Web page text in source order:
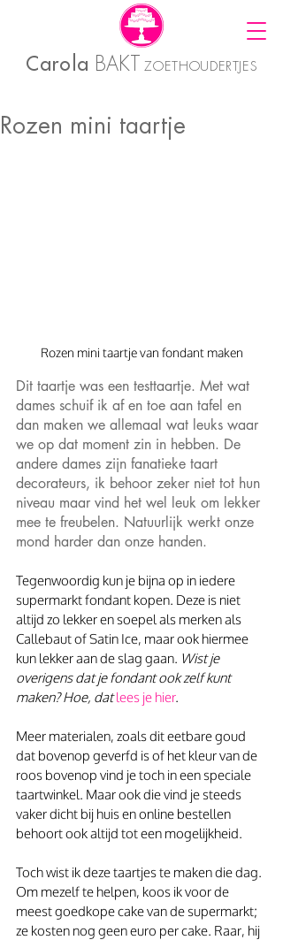
Carola BAKT ZOETHOUDERTJES
Rozen mini taartje
Rozen mini taartje van fondant maken
Dit taartje was een testtaartje. Met wat
dames schuif ik af en toe aan tafel en
dan maken we allemaal wat leuks waar
we op dat moment zin in hebben. De
andere dames zijn fanatieke taart
decorateurs, ik behoor zeker niet tot hun
niveau maar vind het wel leuk om lekker
mee te freubelen. Natuurlijk werkt onze
mond harder dan onze handen.
Tegenwoordig kun je bijna op in iedere
supermarkt fondant kopen. Deze is niet
altijd zo lekker en soepel als merken als
Callebaut of Satin Ice, maar ook hiermee
kun lekker aan de slag gaan. Wist je
overigens dat je fondant ook zelf kunt
maken? Hoe, dat lees je hier.
Meer materialen, zoals dit eetbare goud
dat bovenop geverfd is of het kleur van de
roos bovenop vind je toch in een speciale
taartwinkel. Maar ook die vind je steeds
vaker dicht bij huis en online bestellen
behoort ook altijd tot een mogelijkheid.
Toch wist ik deze taartjes te maken die dag.
Om mezelf te helpen, koos ik voor de
meest goedkope cake van de supermarkt;
ze kosten nog geen euro per cake. Raar, hij